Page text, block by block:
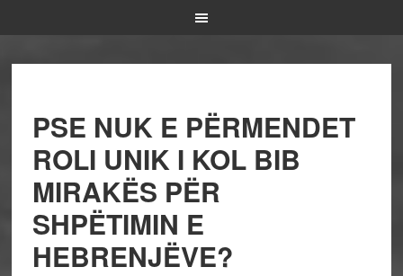
PSE NUK E PËRMENDET
ROLI UNIK I KOL BIB
MIRAKËS PËR
SHPËTIMIN E
HEBRENJËVE?